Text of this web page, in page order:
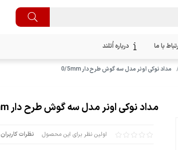
با ما درباره اُتلند
مداد نوکی اونر مدل سه گوش طرح دار 0/5mm
مداد نوکی اونر مدل سه گوش طرح دار 0/5mm
اولین نظر برای این محصول نظرات کاربران